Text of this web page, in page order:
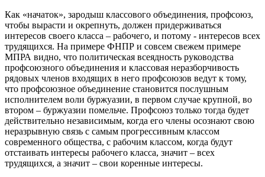
Как «начаток», зародыш классового объединения, профсоюз,
чтобы вырасти и окрепнуть, должен придерживаться
интересов своего класса – рабочего, и потому - интересов всех
трудящихся. На примере ФНПР и совсем свежем примере
МПРА видно, что политическая всеядность руководства
профсоюзного объединения и классовая неразборчивость
рядовых членов входящих в него профсоюзов ведут к тому,
что профсоюзное объединение становится послушным
исполнителем воли буржуазии, в первом случае крупной, во
втором – буржуазии помельче. Профсоюз только тогда будет
действительно независимым, когда его члены осознают свою
неразрывную связь с самым прогрессивным классом
современного общества, с рабочим классом, когда будут
отстаивать интересы рабочего класса, значит – всех
трудящихся, а значит – свои коренные интересы.